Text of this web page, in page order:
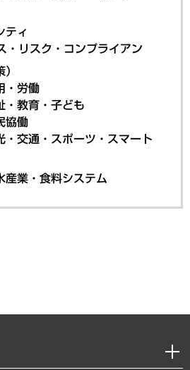
ティ
・リスク・コンプライアン
・労働
・教育・子ども
協働
・交通・スポーツ・スマート
産業・食料システム